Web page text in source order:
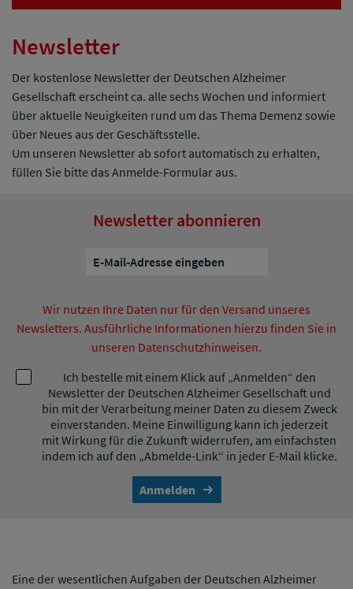
Newsletter
Der kostenlose Newsletter der Deutschen Alzheimer
Gesellschaft erscheint ca. alle sechs Wochen und informiert
über aktuelle Neuigkeiten rund um das Thema Demenz sowie
über Neues aus der Geschäftsstelle.
Um unseren Newsletter ab sofort automatisch zu erhalten,
füllen Sie bitte das Anmelde-Formular aus.
Newsletter abonnieren
Wir nutzen Ihre Daten nur für den Versand unseres
Newsletters. Ausführliche Informationen hierzu finden Sie in
unseren Datenschutzhinweisen.
Ich bestelle mit einem Klick auf „Anmelden“ den
Newsletter der Deutschen Alzheimer Gesellschaft und
bin mit der Verarbeitung meiner Daten zu diesem Zweck
einverstanden. Meine Einwilligung kann ich jederzeit
mit Wirkung für die Zukunft widerrufen, am einfachsten
indem ich auf den „Abmelde-Link“ in jeder E-Mail klicke.
Anmelden
Eine der wesentlichen Aufgaben der Deutschen Alzheimer